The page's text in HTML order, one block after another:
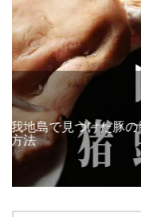
2020年10月29日
仕上げは金の太陽
庭で作れる本場の
四川料理レシピ